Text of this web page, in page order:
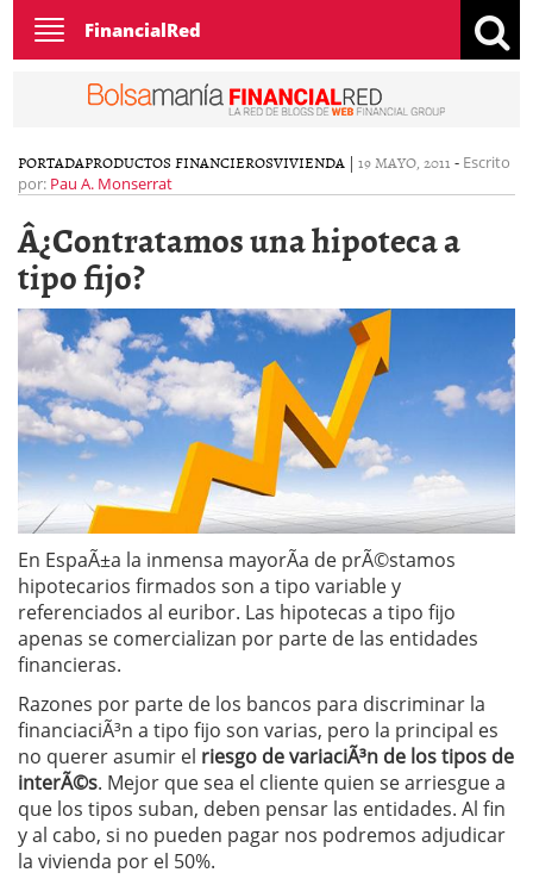
Toggle
navigation
FinancialRed
PORTADAPRODUCTOS FINANCIEROSVIVIENDA | 19 MAYO, 2011 - Escrito
por: Pau A. Monserrat
Â¿Contratamos una hipoteca a
tipo fijo?
En EspaÃ±a la inmensa mayorÃ­a de prÃ©stamos
hipotecarios firmados son a tipo variable y
referenciados al euribor. Las hipotecas a tipo fijo
apenas se comercializan por parte de las entidades
financieras.
Razones por parte de los bancos para discriminar la
financiaciÃ³n a tipo fijo son varias, pero la principal es
no querer asumir el riesgo de variaciÃ³n de los tipos de
interÃ©s. Mejor que sea el cliente quien se arriesgue a
que los tipos suban, deben pensar las entidades. Al fin
y al cabo, si no pueden pagar nos podremos adjudicar
la vivienda por el 50%.